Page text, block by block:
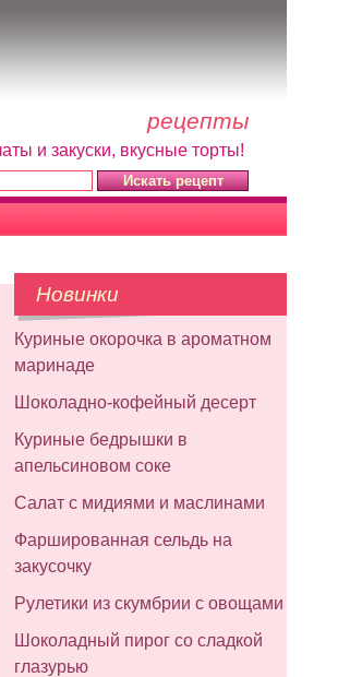
рецепты
и закуски, вкусные торты!
Новинки
Куриные окорочка в ароматном
маринаде
Шоколадно-кофейный десерт
Куриные бедрышки в
апельсиновом соке
Салат с мидиями и маслинами
Фаршированная сельдь на
закусочку
Рулетики из скумбрии с овощами
Шоколадный пирог со сладкой
глазурью